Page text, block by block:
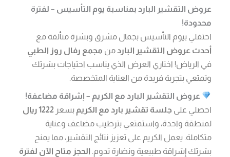
عروض التقشير البارد بمناسبة يوم التأسيس – لفترة
محدودة!
احتفلي بيوم التأسيس بجمال مشرق وبشرة متألقة مع
أحدث عروض التقشير الباردمن مجمع رفال روز الطبي
في الرياض! اختاري العرض الذي يناسب احتياجات بشرتك
وتمتعي بتجربة فريدة من العناية المتخصصة.
عروض التقشير البارد مع الكريم – إشراقة مضاعفة!
احصلي على جلسة تقشير بارد مع الكريم بسعر1222 ريال
لمنطقة واحدة، واستمتعي بترطيب مضاعف وعناية
متكاملة. يعمل الكريم على تعزيز نتائج التقشير، مما يمنح
بشرتك إشراقة طبيعية ونضارة تدوم. الحجز متاح الآن لفترة